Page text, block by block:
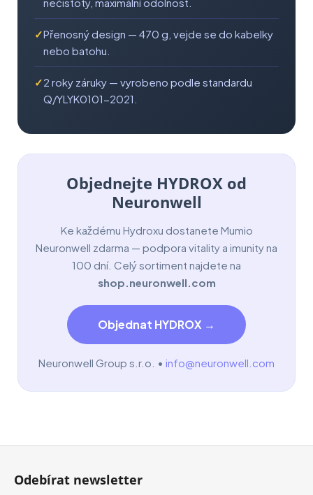
Přenosný design — 470 g, vejde se do kabelky
nebo batohu.
2 roky záruky — vyrobeno podle standardu
Q/YLYK0101-2021.
Objednejte HYDROX od
Neuronwell
Ke každému Hydroxu dostanete Mumio
Neuronwell zdarma — podpora vitality a imunity na
100 dní. Celý sortiment najdete na
shop.neuronwell.com
Objednat HYDROX →
Neuronwell Group s.r.o. • info@neuronwell.com
Z
Odebírat newsletter